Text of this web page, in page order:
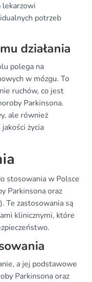
lekarzowi
potrzeb
działania
polega na
w mózgu. To
ruchów, co jest
Parkinsona.
ale również
życia
stosowania w Polsce
Parkinsona oraz
Te zastosowania są
klinicznymi, które
a jej podstawowe
Parkinsona oraz